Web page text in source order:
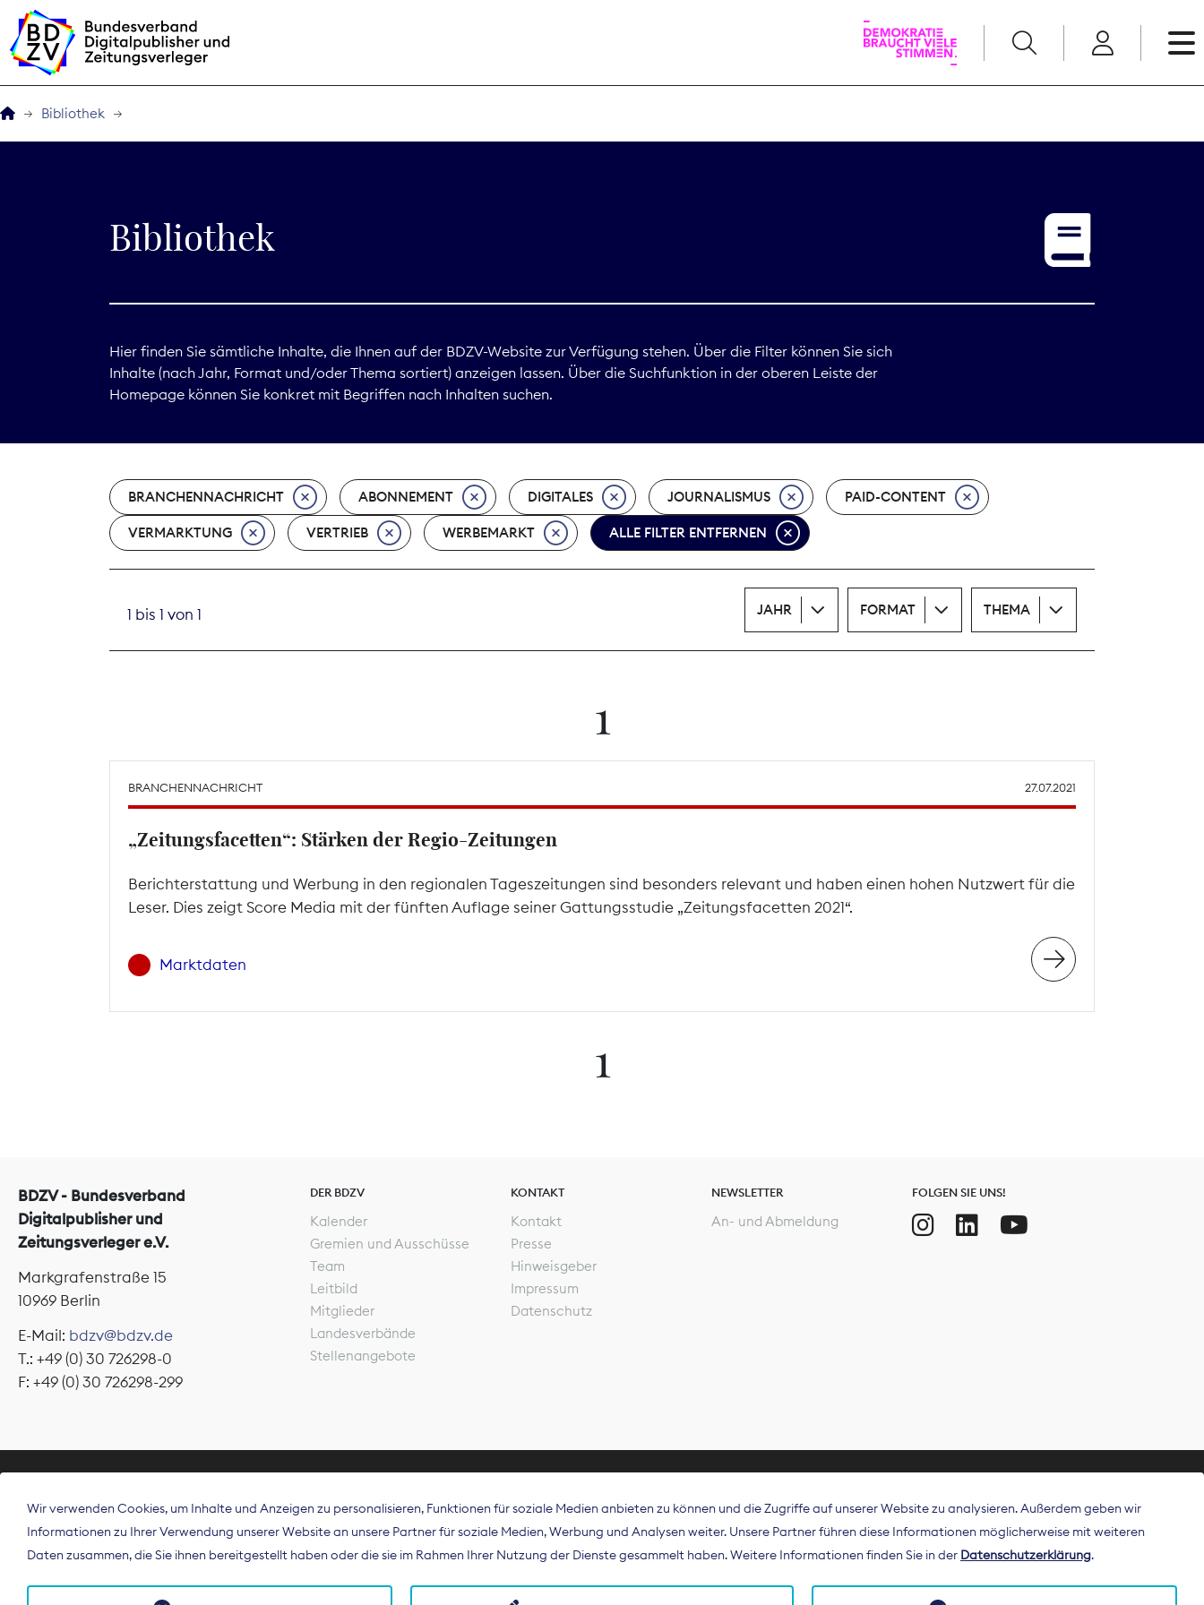
BDZVplus GmbH
Service
Print
Bibliothek
Bibliothek
Hier finden Sie sämtliche Inhalte, die Ihnen auf der BDZV-Website zur Verfügung stehen. Über die Filter können Sie sich
Inhalte (nach Jahr, Format und/oder Thema sortiert) anzeigen lassen. Über die Suchfunktion in der oberen Leiste der
Homepage können Sie konkret mit Begriffen nach Inhalten suchen.
BRANCHENNACHRICHT ABONNEMENT DIGITALES JOURNALISMUS PAID-CONTENT
VERMARKTUNG VERTRIEB WERBEMARKT ALLE FILTER ENTFERNEN
1 bis 1 von 1 JAHR FORMAT THEMA
1
BRANCHENNACHRICHT 27.07.2021
„Zeitungsfacetten“: Stärken der Regio-Zeitungen
Berichterstattung und Werbung in den regionalen Tageszeitungen sind besonders relevant und haben einen hohen Nutzwert für die
Leser. Dies zeigt Score Media mit der fünften Auflage seiner Gattungsstudie „Zeitungsfacetten 2021“.
Marktdaten
1
BDZV - Bundesverband
Digitalpublisher und
Zeitungsverleger e.V.
Markgrafenstraße 15
10969 Berlin
E-Mail: bdzv@bdzv.de
T.: +49 (0) 30 726298-0
F: +49 (0) 30 726298-299
DER BDZV
Kalender
Gremien und Ausschüsse
Team
Leitbild
Mitglieder
Landesverbände
Stellenangebote
KONTAKT
Kontakt
Presse
Hinweisgeber
Impressum
Datenschutz
NEWSLETTER
An- und Abmeldung
FOLGEN SIE UNS!
Der Bundesverband Digitalpublisher und Zeitungsverleger (BDZV) vertritt als
Spitzenorganisation die Interessen der Zeitungsverlage und digitalen Publisher in
Deutschland und auf EU-Ebene.
Wir verwenden Cookies, um Inhalte und Anzeigen zu personalisieren, Funktionen für soziale Medien anbieten zu können und die Zugriffe auf unserer Website zu analysieren. Außerdem geben wir
Informationen zu Ihrer Verwendung unserer Website an unsere Partner für soziale Medien, Werbung und Analysen weiter. Unsere Partner führen diese Informationen möglicherweise mit weiteren
Daten zusammen, die Sie ihnen bereitgestellt haben oder die sie im Rahmen Ihrer Nutzung der Dienste gesammelt haben. Weitere Informationen finden Sie in der Datenschutzerklärung.